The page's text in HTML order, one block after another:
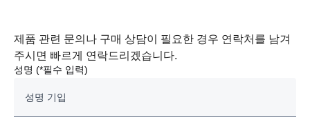
제품 관련 문의나 구매 상담이 필요한 경우 연락처를 남겨
주시면 빠르게 연락드리겠습니다.
성명 (*필수 입력)